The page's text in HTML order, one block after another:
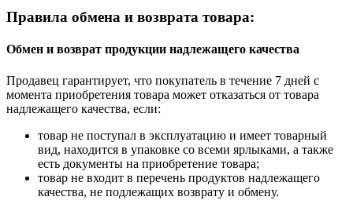
Правила обмена и возврата товара:
Обмен и возврат продукции надлежащего качества
Продавец гарантирует, что покупатель в течение 7 дней с
момента приобретения товара может отказаться от товара
надлежащего качества, если:
товар не поступал в эксплуатацию и имеет товарный
вид, находится в упаковке со всеми ярлыками, а также
есть документы на приобретение товара;
товар не входит в перечень продуктов надлежащего
качества, не подлежащих возврату и обмену.